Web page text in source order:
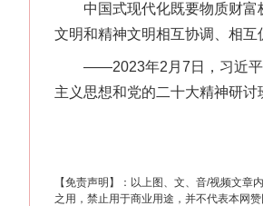
中国式现代化既要物质财富极
文明和精神文明相互协调、相互
——2023年2月7日，习近平在
主义思想和党的二十大精神研讨
【免责声明】：以上图、文、音/视频文
之用，禁止用于商业用途，并不代表本网
在谋一域中谋全局